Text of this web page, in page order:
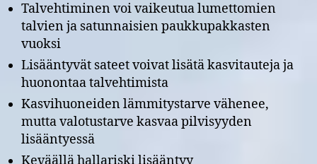
Talvehtiminen voi vaikeutua lumettomien
talvien ja satunnaisien paukkupakkasten
vuoksi
Lisääntyvät sateet voivat lisätä kasvitauteja ja
huonontaa talvehtimista
Kasvihuoneiden lämmitystarve vähenee,
mutta valotustarve kasvaa pilvisyyden
lisääntyessä